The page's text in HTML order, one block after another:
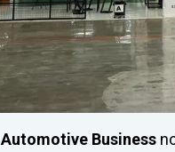
Automotive Business